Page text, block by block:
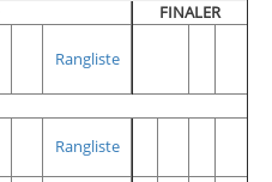
FINALER
Rangliste
Rangliste